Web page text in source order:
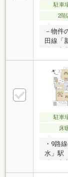
キュ
駐車
2階
－物件
田線「
線・
町」駅
▼室内
定）
イレ
換 等
動産
等収
（食
駐車
床
・9路
水」駅
分 東
線・都